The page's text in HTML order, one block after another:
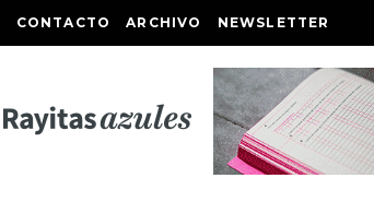
CONTACTO ARCHIVO NEWSLETTER